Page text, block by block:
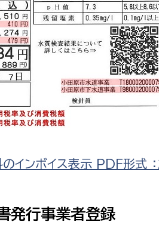
病院
市議会
会計管理者
インボイス表示 PDF形式
発行事業者登録